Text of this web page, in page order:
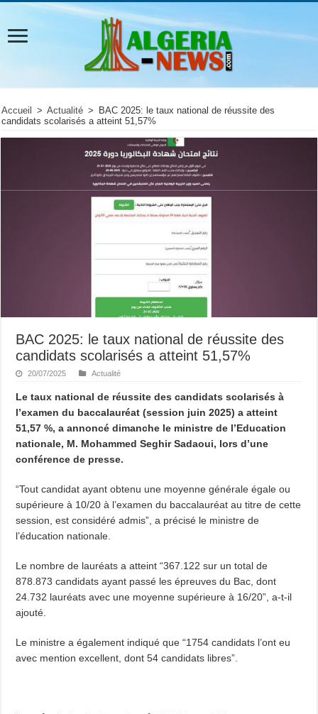
Accueil > Actualité >
BAC 2025: le taux national de réussite des
candidats scolarisés a atteint 51,57%
BAC 2025: le taux national de réussite des
candidats scolarisés a atteint 51,57%
20/07/2025 Actualité
Le taux national de réussite des candidats scolarisés à
l’examen du baccalauréat (session juin 2025) a atteint
51,57 %, a annoncé dimanche le ministre de l’Education
nationale, M. Mohammed Seghir Sadaoui, lors d’une
conférence de presse.
“Tout candidat ayant obtenu une moyenne générale égale ou
supérieure à 10/20 à l’examen du baccalauréat au titre de cette
session, est considéré admis”, a précisé le ministre de
l’éducation nationale.
Le nombre de lauréats a atteint “367.122 sur un total de
878.873 candidats ayant passé les épreuves du Bac, dont
24.732 lauréats avec une moyenne supérieure à 16/20”, a-t-il
ajouté.
Le ministre a également indiqué que “1754 candidats l’ont eu
avec mention excellent, dont 54 candidats libres”.